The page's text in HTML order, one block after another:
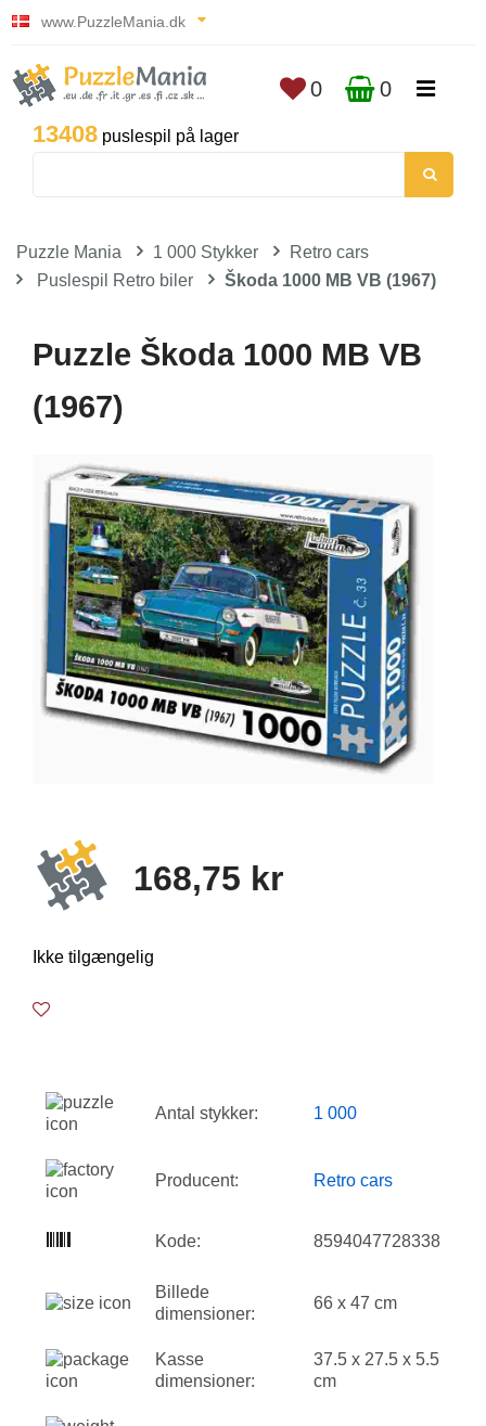
www.PuzzleMania.dk
13408 puslespil på lager
0 0
Puzzle Mania 1 000 Stykker
Retro cars
Puslespil Retro biler
Škoda 1000 MB VB (1967)
Puzzle Škoda 1000 MB VB
(1967)
168,75 kr
Ikke tilgængelig
Antal stykker: 1 000
Producent: Retro cars
Kode: 8594047728338
Billede
dimensioner:
66 x 47 cm
Kasse
dimensioner:
37.5 x 27.5 x 5.5
cm